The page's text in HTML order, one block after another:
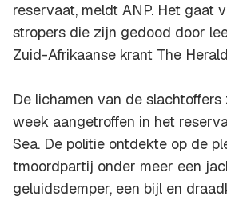
reservaat, meldt ANP. Het gaat
stropers die zijn gedood door
Zuid-Afrikaanse krant The
De lichamen van de
week aangetroffen in het
Sea. De politie ontdekte op de
tmoordpartij onder meer een
geluidsdemper, een bijl en